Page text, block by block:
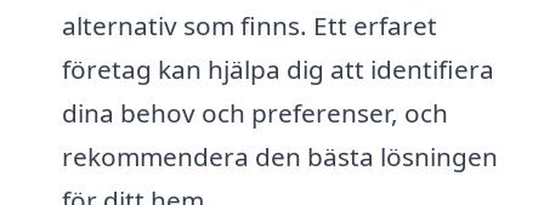
alternativ som finns. Ett erfaret
företag kan hjälpa dig att identifiera
dina behov och preferenser, och
rekommendera den bästa lösningen